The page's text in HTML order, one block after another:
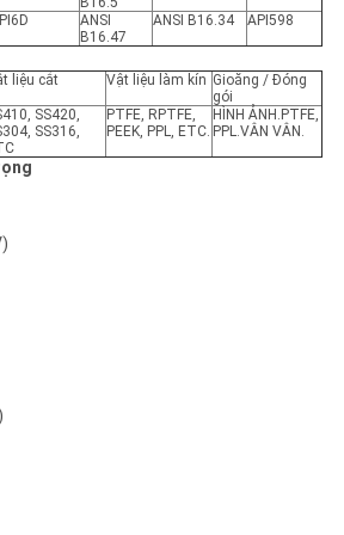
ANSI
B16.47
ANSI B16.34 API598
liệu cắt Vật liệu làm kín Gioăng / Đóng
gói
SS420,
SS316,
PTFE, RPTFE,
PEEK, PPL, ETC.
HÌNH ẢNH.PTFE,
PPL.VÂN VÂN.